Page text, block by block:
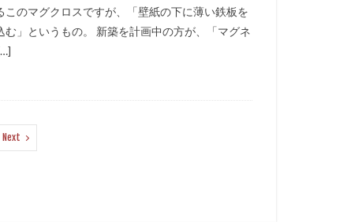
このマグクロスですが、「壁紙の下に薄い鉄板を
む」というもの。 新築を計画中の方が、「マグネ
Next